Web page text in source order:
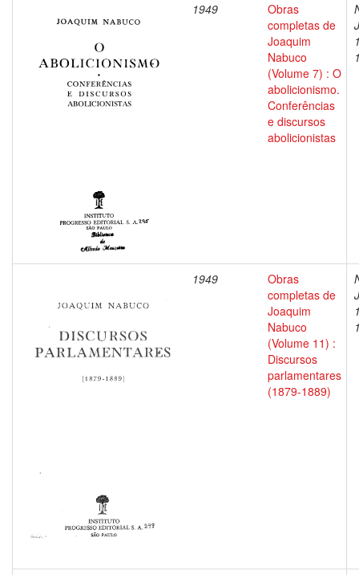
1949
Obras
completas de
Joaquim
Nabuco
(Volume 7) : O
abolicionismo.
Conferências
e discursos
abolicionistas
1949
Obras
completas de
Joaquim
Nabuco
(Volume 11) :
Discursos
parlamentares
(1879-1889)